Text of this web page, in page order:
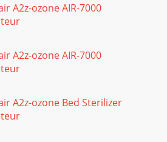
A2z-ozone AIR-7000
A2z-ozone AIR-7000
A2z-ozone Bed Sterilizer